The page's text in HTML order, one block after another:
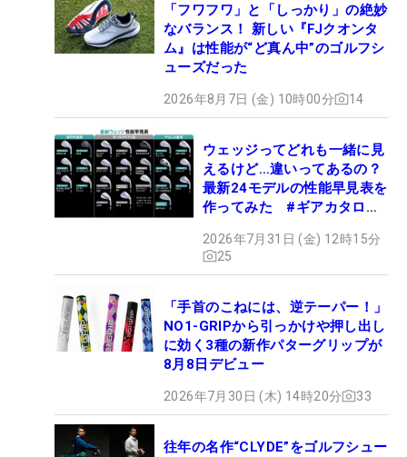
「フワフワ」と「しっかり」の絶妙
なバランス！ 新しい『FJクオンタ
ム』は性能が“ど真ん中”のゴルフシ
ューズだった
2026年8月7日 (金) 10時00分 14
ウェッジってどれも一緒に見
えるけど…違いってあるの？
最新24モデルの性能早見表を
作ってみた #ギアカタログ
2026年7月31日 (金) 12時15分
25
「手首のこねには、逆テーパー！」
NO1-GRIPから引っかけや押し出し
に効く3種の新作パターグリップが
8月8日デビュー
2026年7月30日 (木) 14時20分 33
往年の名作“CLYDE”をゴルフシュー